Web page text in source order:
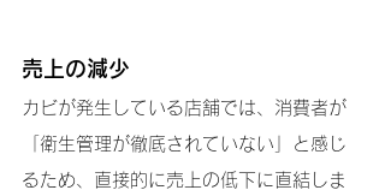
売上の減少
カビが発生している店舗では、消費者が
「衛生管理が徹底されていない」と感じ
るため、直接的に売上の低下に直結しま